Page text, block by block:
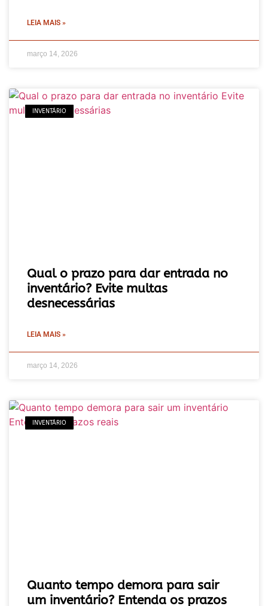
LEIA MAIS »
março 14, 2026
INVENTÁRIO
Qual o prazo para dar entrada no
inventário? Evite multas
desnecessárias
LEIA MAIS »
março 14, 2026
INVENTÁRIO
Quanto tempo demora para sair
um inventário? Entenda os prazos